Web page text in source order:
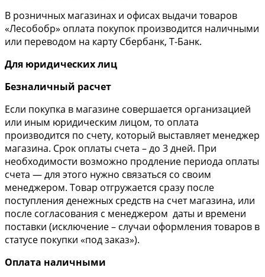
В розничных магазинах и офисах выдачи товаров
«Лесобобр» оплата покупок производится наличными
или переводом на карту Сбербанк, Т-Банк.
Для юридических лиц
Безналичный расчет
Если покупка в магазине совершается организацией
или иным юридическим лицом, то оплата
производится по счету, который выставляет менеджер
магазина. Срок оплаты счета – до 3 дней. При
необходимости возможно продление периода оплаты
счета — для этого нужно связаться со своим
менеджером. Товар отгружается сразу после
поступления денежных средств на счет магазина, или
после согласования с менеджером даты и времени
поставки (исключение – случаи оформления товаров в
статусе покупки «под заказ»).
Оплата наличными